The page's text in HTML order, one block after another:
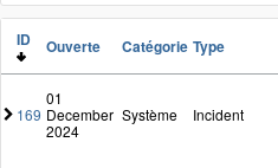
ID Ouverte Catégorie Type
169
01
December
2024
Système Incident